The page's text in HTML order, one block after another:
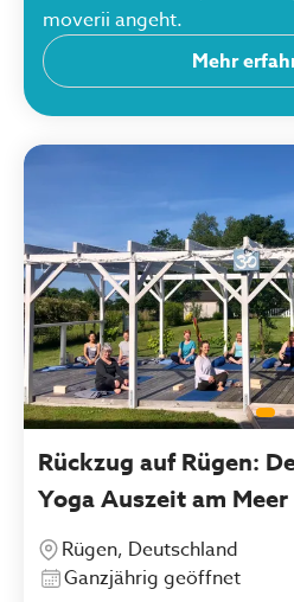
moverii angeht.
Mehr
Rückzug auf Rügen:
Yoga Auszeit am Meer
Rügen, Deutschland
Ganzjährig geöffnet